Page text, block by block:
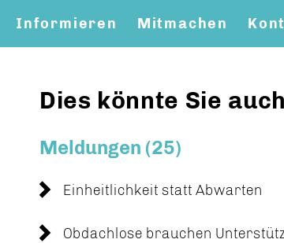
Informieren Mitmachen
Dies könnte Sie
Meldungen (25)
Einheitlichkeit statt Abwarten
Obdachlose brauchen